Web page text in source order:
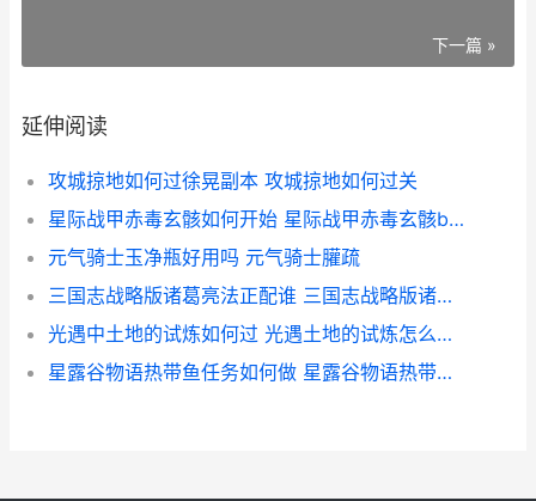
下一篇 »
延伸阅读
攻城掠地如何过徐晃副本 攻城掠地如何过关
星际战甲赤毒玄骸如何开始 星际战甲赤毒玄骸boss怎么打
元气骑士玉净瓶好用吗 元气骑士䑏疏
三国志战略版诸葛亮法正配谁 三国志战略版诸葛亮庞统法正
光遇中土地的试炼如何过 光遇土地的试炼怎么上墙
星露谷物语热带鱼任务如何做 星露谷物语热带鱼任务怎么做